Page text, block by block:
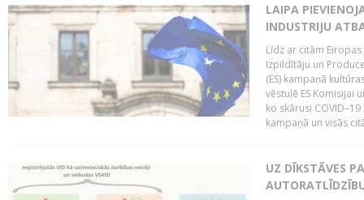
LAIPA
INDUSTRIJU
Līdz ar citām
Izpildītāju un
(ES) kampaņā
vēstulē ES Komisijai
ko skārusi
kampaņā un visās
UZ DĪKSTĀVES